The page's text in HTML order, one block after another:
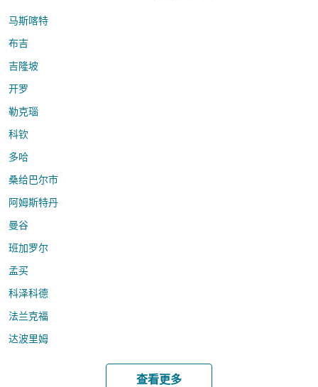
马斯喀特
布吉
吉隆坡
开罗
勒克瑙
科钦
多哈
桑给巴尔市
阿姆斯特丹
曼谷
班加罗尔
孟买
科泽科德
法兰克福
达波里姆
查看更多